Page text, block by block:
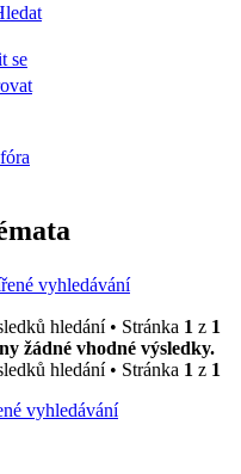
se
vyhledávání
hledání • Stránka 1 z 1
žádné vhodné výsledky.
hledání • Stránka 1 z 1
vyhledávání